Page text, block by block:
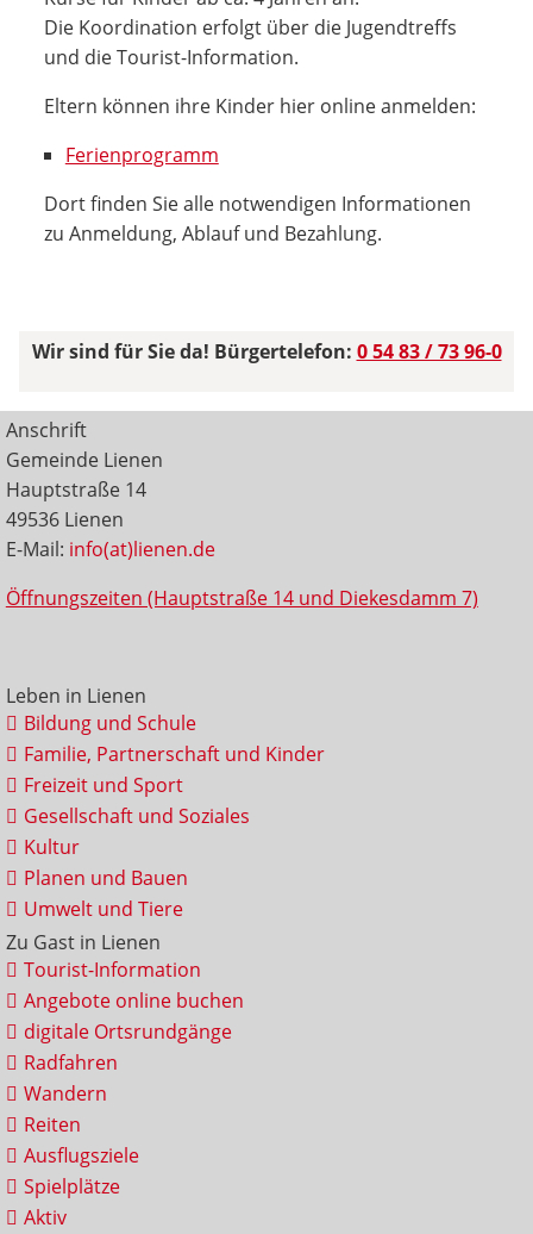
Die Koordination erfolgt über die Jugendtreffs
und die Tourist-Information.
Eltern können ihre Kinder hier online anmelden:
Ferienprogramm
Dort finden Sie alle notwendigen Informationen
zu Anmeldung, Ablauf und Bezahlung.
Wir sind für Sie da! Bürgertelefon: 0 54 83 / 73 96-0
Anschrift
Gemeinde Lienen
Hauptstraße 14
49536 Lienen
E-Mail: info(at)lienen.de
Öffnungszeiten (Hauptstraße 14 und Diekesdamm 7)
Leben in Lienen
Bildung und Schule
Familie, Partnerschaft und Kinder
Freizeit und Sport
Gesellschaft und Soziales
Kultur
Planen und Bauen
Umwelt und Tiere
Zu Gast in Lienen
Tourist-Information
Angebote online buchen
digitale Ortsrundgänge
Radfahren
Wandern
Reiten
Ausflugsziele
Spielplätze
Aktiv